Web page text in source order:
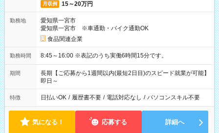
月収例 15～20万円
勤務地
愛知県一宮市
愛知県一宮市 ※車通勤・バイク通勤OK
食品関連企業
勤務時間 8:45～16:00 ※表記のうち実働6時間15分です。
期間
長期【ご応募から1週間以内(最短2日目)のスピード就業が可能】
即日～
特徴 日払いOK / 履歴書不要 / 電話対応なし / パソコンスキル不要
気になる！ 応募する 詳細へ